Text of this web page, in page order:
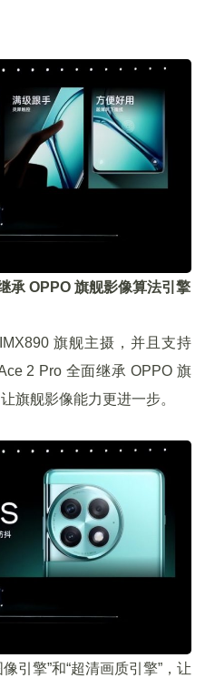
承 OPPO 旗舰影像算法引擎
旗舰主摄，并且支持
2 Pro 全面继承 OPPO 旗
旗舰影像能力更进一步。
引擎”和“超清画质引擎”，让